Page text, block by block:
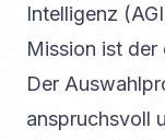
Intelligenz
Mission ist der
Der
anspruchsvoll